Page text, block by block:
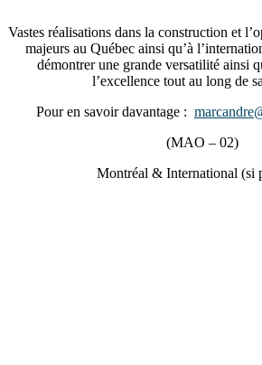
Vastes réalisations dans la construction et
majeurs au Québec ainsi qu’à
démontrer une grande versatilité ainsi
l’excellence tout au long de
Pour en savoir davantage :
(MAO – 02)
Montréal & International (si